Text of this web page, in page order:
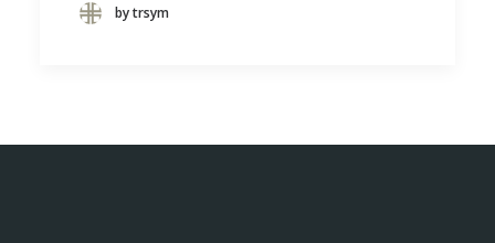
by trsym